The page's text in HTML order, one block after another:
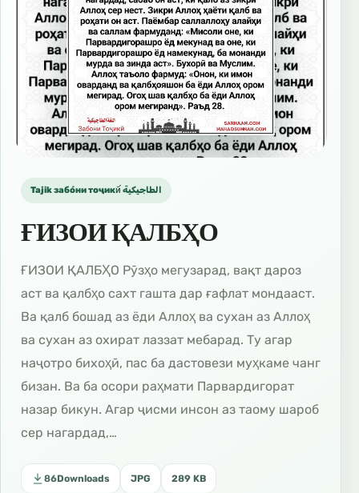
Tajik забо́ни тоҷикӣ́ الطاجيكية
ҒИЗОИ ҚАЛБҲО
ҒИЗОИ ҚАЛБҲО Рӯзҳо мегузарад, вақт дароз
аст ва қалбҳо сахт гашта дар ғафлат мондааст.
Ва қалб бошад аз ёди Аллоҳ ва сухан аз Аллоҳ
ва сухан аз охират лаззат мебарад. Ту агар
наҷотро бихоҳӣ, пас ба дастовези муҳкаме чанг
бизан. Ва ба осори раҳмати Парвардигорат
назар бикун. Агар ҷисми инсон аз таому шароб
сер нагардад,…
86Downloads JPG 289 KB